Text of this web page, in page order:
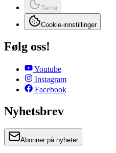
Tema
Cookie-innstillinger
Følg oss!
Youtube
Instagram
Facebook
Nyhetsbrev
Abonner på nyheter